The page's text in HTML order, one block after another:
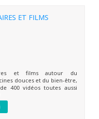
ET FILMS
et films autour du
douces et du bien-être,
400 vidéos toutes aussi